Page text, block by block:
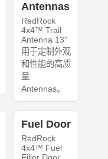
Antennas
RedRock
4x4™ Trail
Antenna 13"
用于定制外观
和性能的高质
量
Antennas。
Fuel Door
RedRock
4x4™ Fuel